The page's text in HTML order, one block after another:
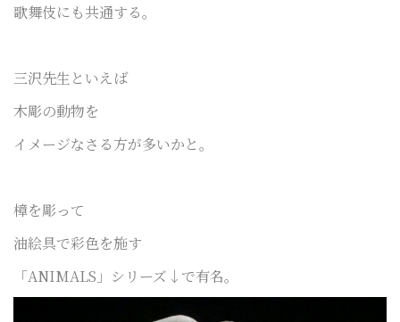
歌舞伎にも共通する。
三沢先生といえば
木彫の動物を
イメージなさる方が多いかと。
樟を彫って
油絵具で彩色を施す
「ANIMALS」シリーズ↓で有名。